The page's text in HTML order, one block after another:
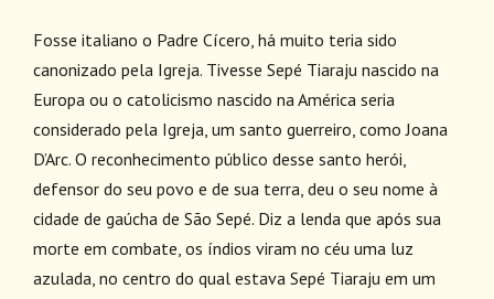
Fosse italiano o Padre Cícero, há muito teria sido
canonizado pela Igreja. Tivesse Sepé Tiaraju nascido na
Europa ou o catolicismo nascido na América seria
considerado pela Igreja, um santo guerreiro, como Joana
D’Arc. O reconhecimento público desse santo herói,
defensor do seu povo e de sua terra, deu o seu nome à
cidade de gaúcha de São Sepé. Diz a lenda que após sua
morte em combate, os índios viram no céu uma luz
azulada, no centro do qual estava Sepé Tiaraju em um